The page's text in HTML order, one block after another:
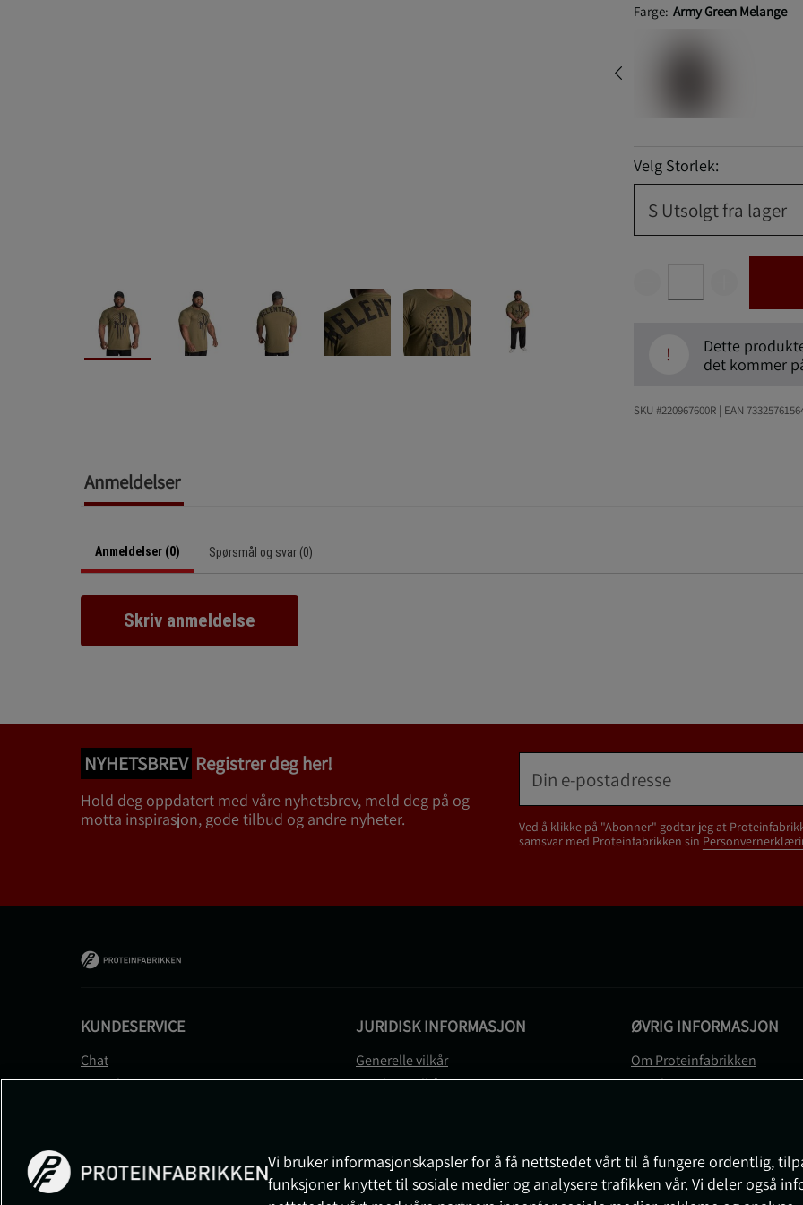
Farge: Army Green Melange
Velg Storlek:
S Utsolgt fra lager
!
Dette
det kommer
SKU #220967600R | EAN
Anmeldelser
Anmeldelser (0) Spørsmål og svar (0)
Skriv anmeldelse
NYHETSBREV Registrer deg her!
Hold deg oppdatert med våre nyhetsbrev, meld deg på og
motta inspirasjon, gode tilbud og andre nyheter.
Ved å klikke på "Abonner" godtar jeg at
samsvar med Proteinfabrikken sin
KUNDESERVICE
Chat
Kontakt
FAQ
JURIDISK INFORMASJON
Generelle vilkår
Betalingsvilkår
Medlemsvilkår
Prisløfte
Informasjon om angrerett og reklamasjon
ØVRIG INFORMASJON
Om Proteinfabrikken
Gavekort
Vi bruker informasjonskapsler for å få nettstedet vårt til å fungere ordentlig,
funksjoner knyttet til sosiale medier og analysere trafikken vår. Vi deler også